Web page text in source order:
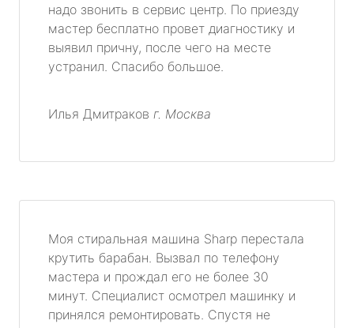
надо звонить в сервис центр. По приезду
мастер бесплатно провет диагностику и
выявил причну, после чего на месте
устранил. Спасибо большое.
Илья Дмитраков г. Москва
Моя стиральная машина Sharp перестала
крутить барабан. Вызвал по телефону
мастера и прождал его не более 30
минут. Специалист осмотрел машинку и
принялся ремонтировать. Спустя не